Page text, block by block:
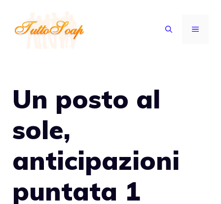
contenuto
MENU
Un posto al
sole,
anticipazioni
puntata 1